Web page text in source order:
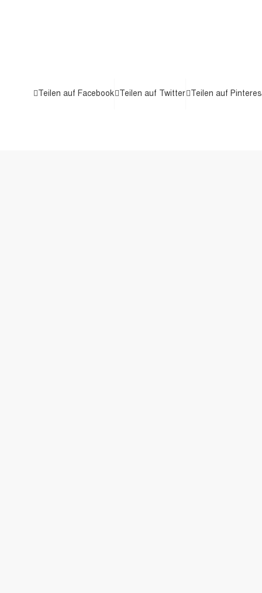
Teilen auf Facebook Teilen auf Twitter Teilen auf